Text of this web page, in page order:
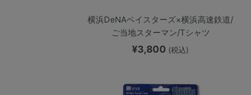
横浜DeNAベイスターズ×横浜高速鉄道/
ご当地スターマン/Tシャツ
¥3,800 (税込)